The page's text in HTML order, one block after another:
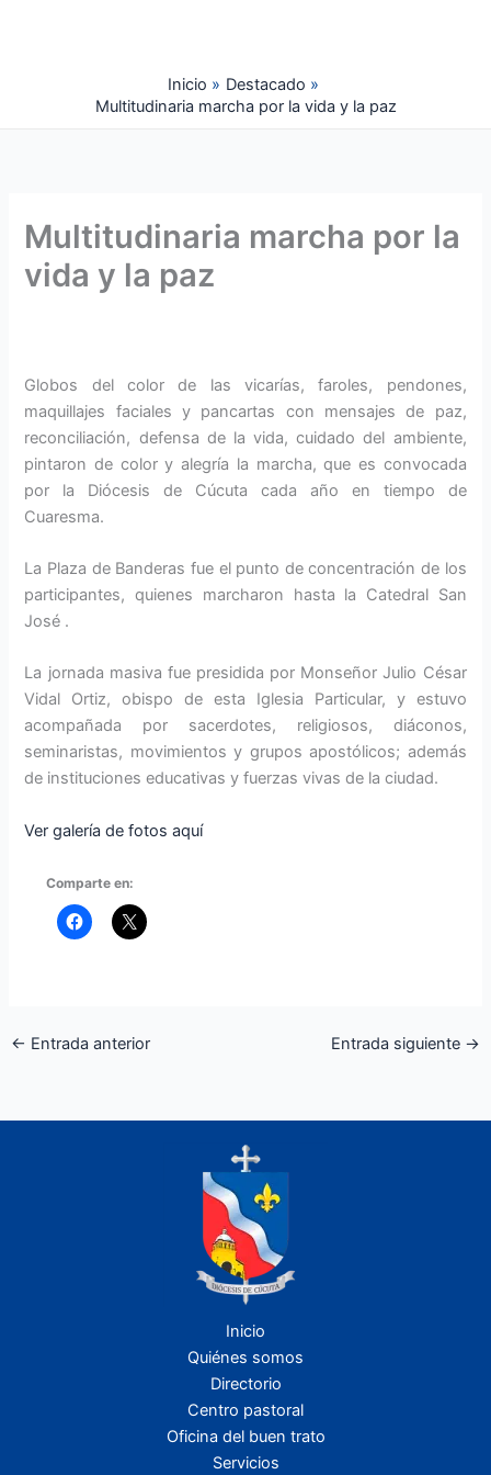
Inicio
Destacado
Multitudinaria marcha por la vida y la paz
Multitudinaria marcha por la
vida y la paz
Globos del color de las vicarías, faroles, pendones,
maquillajes faciales y pancartas con mensajes de paz,
reconciliación, defensa de la vida, cuidado del ambiente,
pintaron de color y alegría la marcha, que es convocada
por la Diócesis de Cúcuta cada año en tiempo de
Cuaresma.
La Plaza de Banderas fue el punto de concentración de los
participantes, quienes marcharon hasta la Catedral San
José .
La jornada masiva fue presidida por Monseñor Julio César
Vidal Ortiz, obispo de esta Iglesia Particular, y estuvo
acompañada por sacerdotes, religiosos, diáconos,
seminaristas, movimientos y grupos apostólicos; además
de instituciones educativas y fuerzas vivas de la ciudad.
Ver galería de fotos aquí
Comparte en:
← Entrada anterior Entrada siguiente →
Inicio
Quiénes somos
Directorio
Centro pastoral
Oficina del buen trato
Servicios